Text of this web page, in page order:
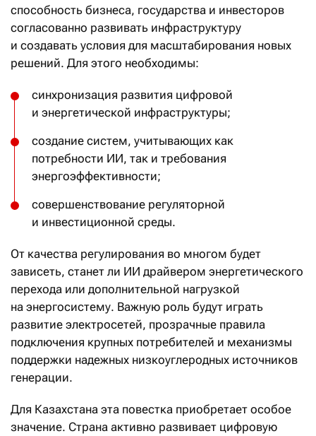
способность бизнеса, государства и инвесторов
согласованно развивать инфраструктуру
и создавать условия для масштабирования новых
решений. Для этого необходимы:
синхронизация развития цифровой
и энергетической инфраструктуры;
создание систем, учитывающих как
потребности ИИ, так и требования
энергоэффективности;
совершенствование регуляторной
и инвестиционной среды.
От качества регулирования во многом будет
зависеть, станет ли ИИ драйвером энергетического
перехода или дополнительной нагрузкой
на энергосистему. Важную роль будут играть
развитие электросетей, прозрачные правила
подключения крупных потребителей и механизмы
поддержки надежных низкоуглеродных источников
генерации.
Для Казахстана эта повестка приобретает особое
значение. Страна активно развивает цифровую